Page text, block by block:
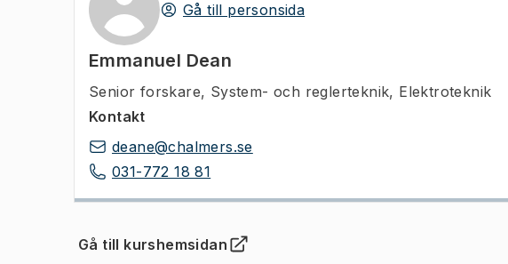
Gå till personsida
Emmanuel Dean
Senior forskare, System- och reglerteknik, Elektroteknik
Kontakt
deane@chalmers.se
031-772 18 81
Gå till kurshemsidan
(Öppnas i ny flik)